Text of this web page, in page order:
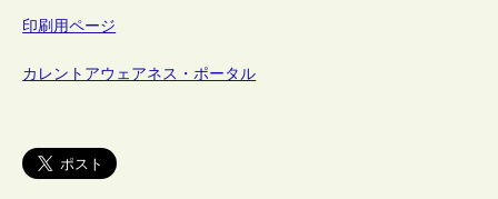
印刷用ページ
カレントアウェアネス・ポータル